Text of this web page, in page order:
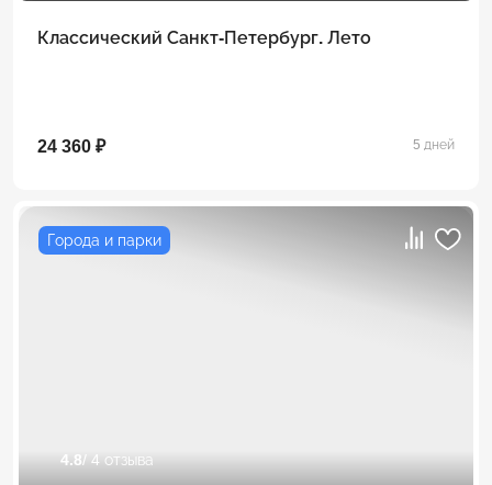
Классический Санкт-Петербург. Лето
24 360 ₽ 5 дней
Города и парки
4.8/ 4 отзыва